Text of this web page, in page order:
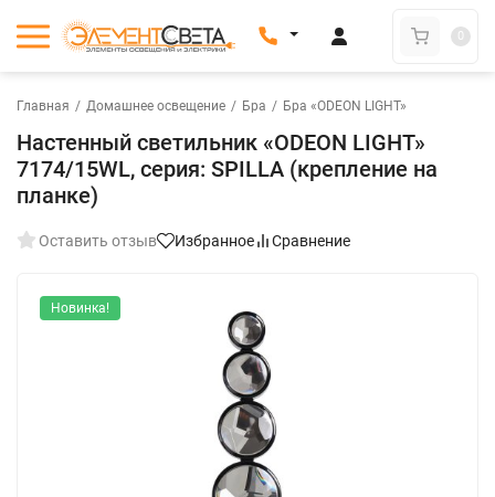
0
Главная / Домашнее освещение / Бра / Бра «ODEON LIGHT»
Настенный светильник «ODEON LIGHT»
7174/15WL, серия: SPILLA (крепление на
планке)
Оставить отзыв Избранное Сравнение
Новинка!